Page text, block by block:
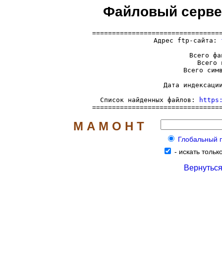
Файловый
  Адрес ftp-сайта:
Всего
Всего
Всего
Дата
     Список найденных файлов:
М А М О Н Т
Глобальный
- искать